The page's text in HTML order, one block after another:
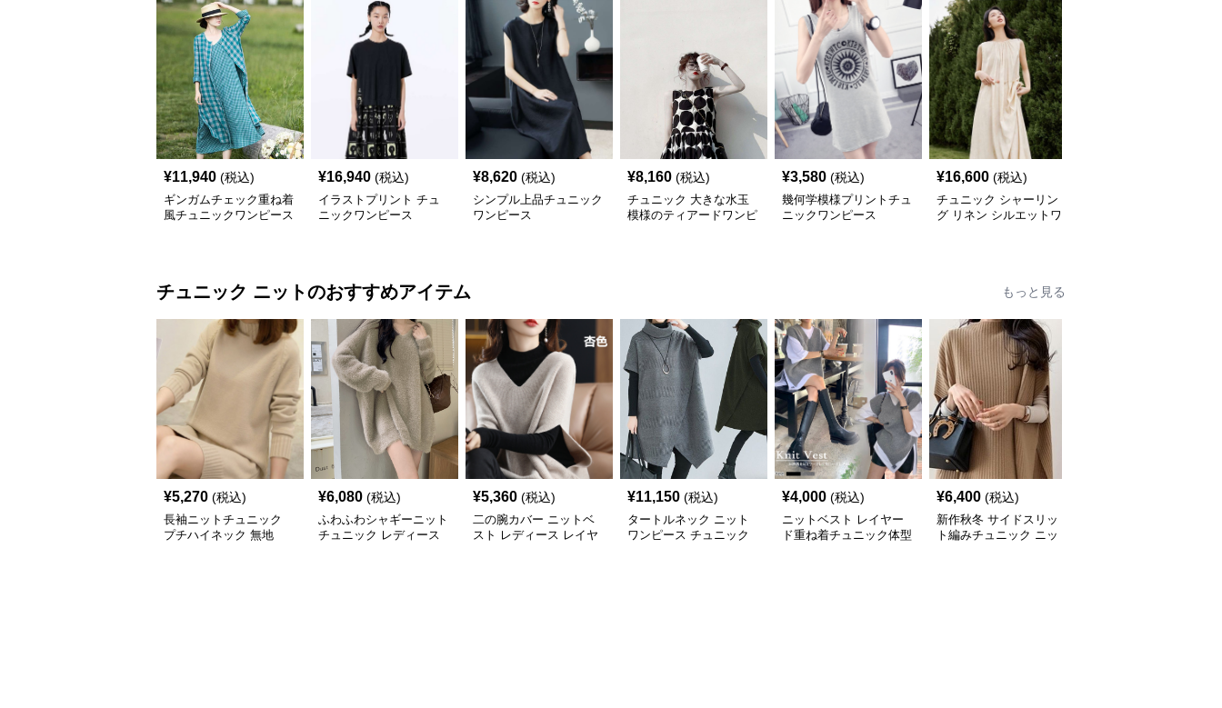
¥11,940 (税込)
ギンガムチェック重ね着
風チュニックワンピース
¥16,940 (税込)
イラストプリント チュ
ニックワンピース
¥8,620 (税込)
シンプル上品チュニック
ワンピース
¥8,160 (税込)
チュニック 大きな水玉
模様のティアードワンピ
¥3,580 (税込)
幾何学模様プリントチュ
ニックワンピース
¥16,600 (税込)
チュニック シャーリン
グ リネン シルエットワ
チュニック ニットのおすすめアイテム もっと見る
¥5,270 (税込)
長袖ニットチュニック
プチハイネック 無地
¥6,080 (税込)
ふわふわシャギーニット
チュニック レディース
¥5,360 (税込)
二の腕カバー ニットベ
スト レディース レイヤ
¥11,150 (税込)
タートルネック ニット
ワンピース チュニック
¥4,000 (税込)
ニットベスト レイヤー
ド重ね着チュニック体型
¥6,400 (税込)
新作秋冬 サイドスリッ
ト編みチュニック ニッ